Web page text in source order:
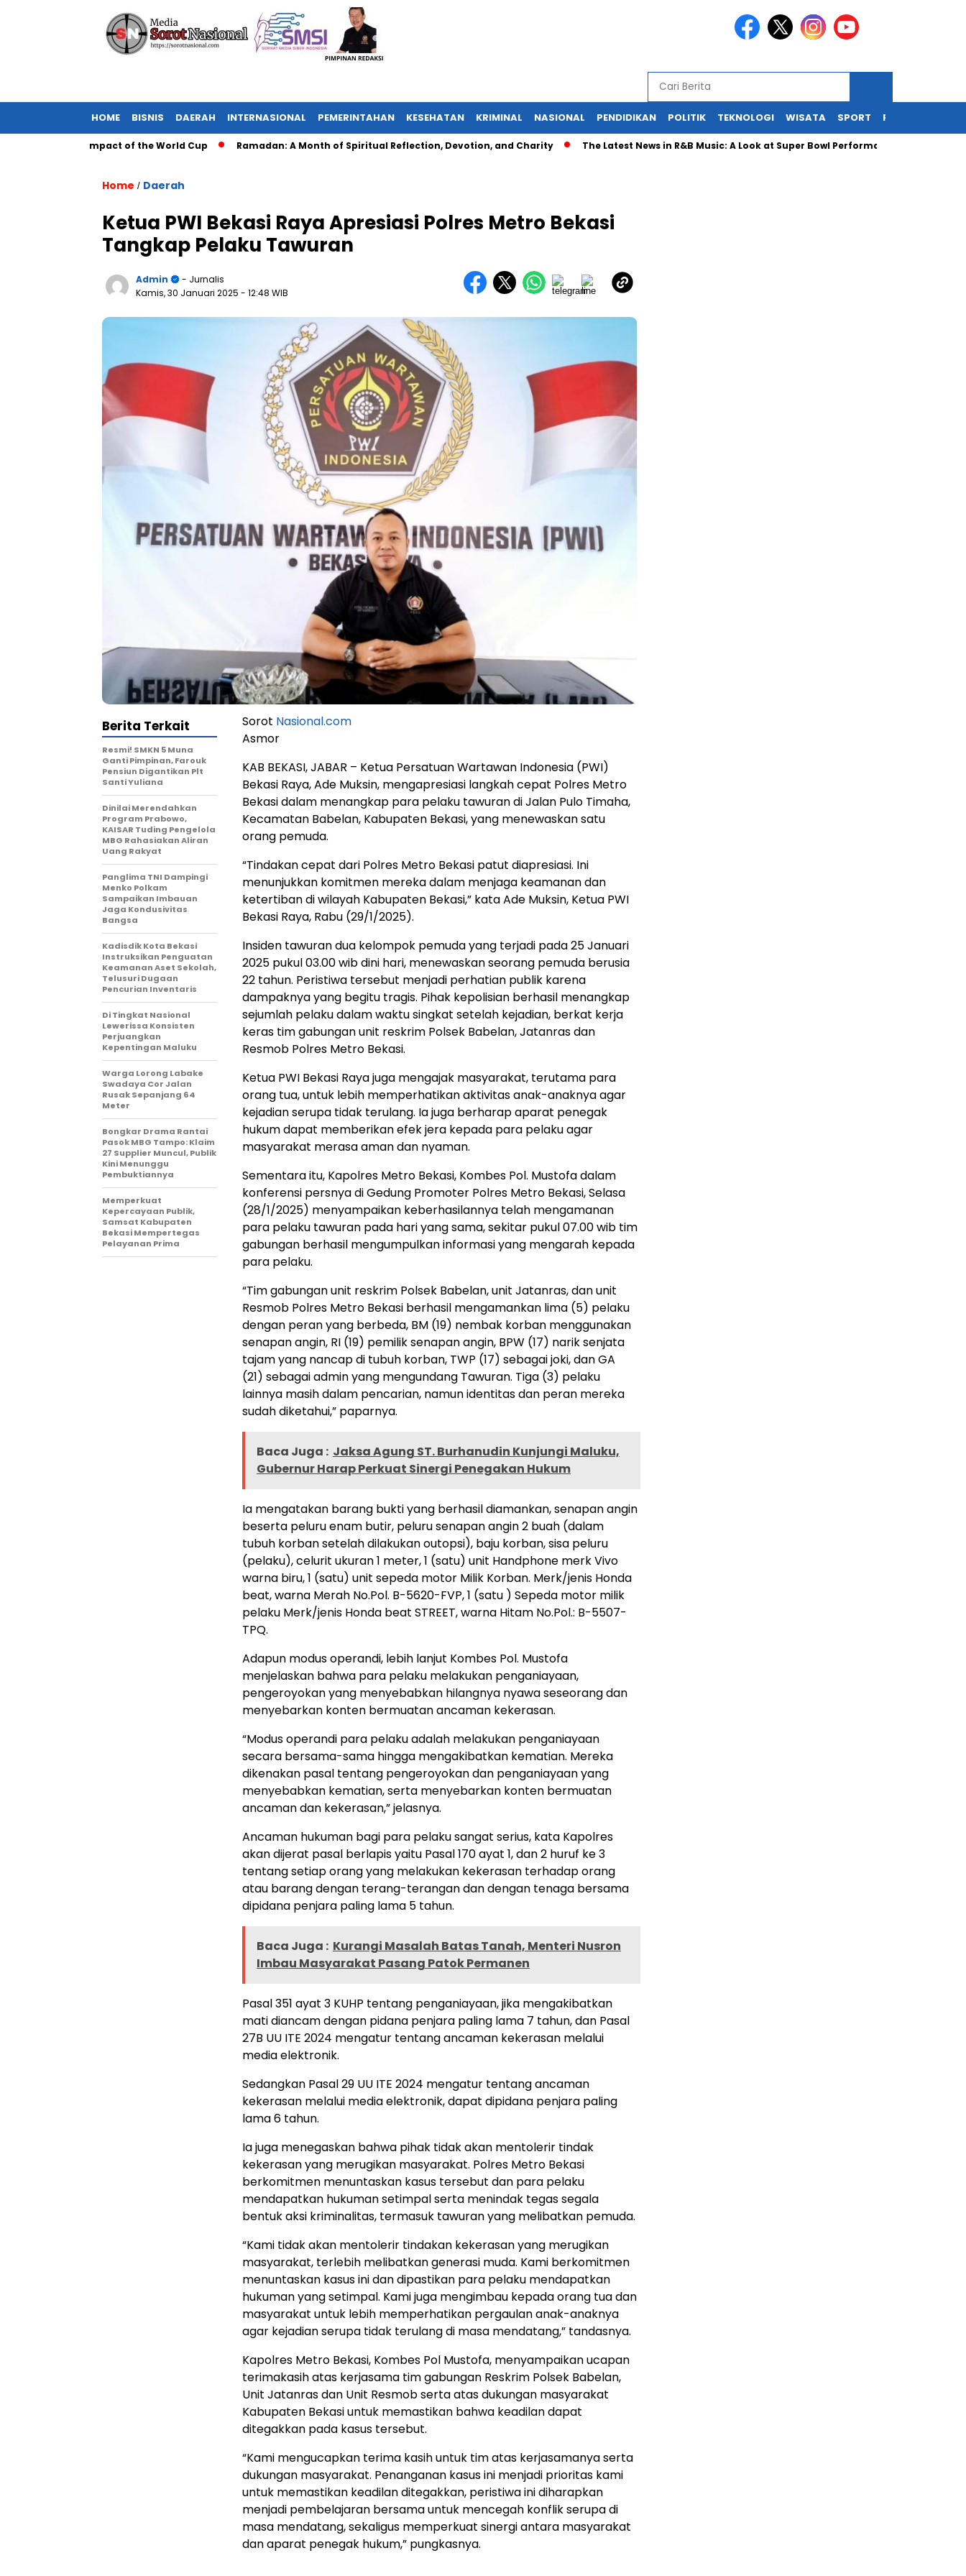
HOME BISNIS DAERAH INTERNASIONAL PEMERINTAHAN KESEHATAN KRIMINAL NASIONAL PENDIDIKAN POLITIK TEKNOLOGI WISATA SPORT REDAKSI
Global Impact of the World Cup Ramadan: A Month of Spiritual Reflection, Devotion, and Charity The Latest News in R&B Music: A Look at Super Bowl Performances, New Albums,
Home / Daerah
Ketua PWI Bekasi Raya Apresiasi Polres Metro Bekasi
Tangkap Pelaku Tawuran
Admin
- Jurnalis
Kamis, 30 Januari 2025 - 12:48 WIB
Sorot Nasional.com
Asmor
KAB BEKASI, JABAR – Ketua Persatuan Wartawan Indonesia (PWI)
Bekasi Raya, Ade Muksin, mengapresiasi langkah cepat Polres Metro
Bekasi dalam menangkap para pelaku tawuran di Jalan Pulo Timaha,
Kecamatan Babelan, Kabupaten Bekasi, yang menewaskan satu
orang pemuda.
“Tindakan cepat dari Polres Metro Bekasi patut diapresiasi. Ini
menunjukkan komitmen mereka dalam menjaga keamanan dan
ketertiban di wilayah Kabupaten Bekasi,” kata Ade Muksin, Ketua PWI
Bekasi Raya, Rabu (29/1/2025).
Insiden tawuran dua kelompok pemuda yang terjadi pada 25 Januari
2025 pukul 03.00 wib dini hari, menewaskan seorang pemuda berusia
22 tahun. Peristiwa tersebut menjadi perhatian publik karena
dampaknya yang begitu tragis. Pihak kepolisian berhasil menangkap
sejumlah pelaku dalam waktu singkat setelah kejadian, berkat kerja
keras tim gabungan unit reskrim Polsek Babelan, Jatanras dan
Resmob Polres Metro Bekasi.
Ketua PWI Bekasi Raya juga mengajak masyarakat, terutama para
orang tua, untuk lebih memperhatikan aktivitas anak-anaknya agar
kejadian serupa tidak terulang. Ia juga berharap aparat penegak
hukum dapat memberikan efek jera kepada para pelaku agar
masyarakat merasa aman dan nyaman.
Sementara itu, Kapolres Metro Bekasi, Kombes Pol. Mustofa dalam
konferensi persnya di Gedung Promoter Polres Metro Bekasi, Selasa
(28/1/2025) menyampaikan keberhasilannya telah mengamanan
para pelaku tawuran pada hari yang sama, sekitar pukul 07.00 wib tim
gabungan berhasil mengumpulkan informasi yang mengarah kepada
para pelaku.
“Tim gabungan unit reskrim Polsek Babelan, unit Jatanras, dan unit
Resmob Polres Metro Bekasi berhasil mengamankan lima (5) pelaku
dengan peran yang berbeda, BM (19) nembak korban menggunakan
senapan angin, RI (19) pemilik senapan angin, BPW (17) narik senjata
tajam yang nancap di tubuh korban, TWP (17) sebagai joki, dan GA
(21) sebagai admin yang mengundang Tawuran. Tiga (3) pelaku
lainnya masih dalam pencarian, namun identitas dan peran mereka
sudah diketahui,” paparnya.
Baca Juga : Jaksa Agung ST. Burhanudin Kunjungi Maluku,
Gubernur Harap Perkuat Sinergi Penegakan Hukum
Ia mengatakan barang bukti yang berhasil diamankan, senapan angin
beserta peluru enam butir, peluru senapan angin 2 buah (dalam
tubuh korban setelah dilakukan outopsi), baju korban, sisa peluru
(pelaku), celurit ukuran 1 meter, 1 (satu) unit Handphone merk Vivo
warna biru, 1 (satu) unit sepeda motor Milik Korban. Merk/jenis Honda
beat, warna Merah No.Pol. B-5620-FVP, 1 (satu ) Sepeda motor milik
pelaku Merk/jenis Honda beat STREET, warna Hitam No.Pol.: B-5507-
TPQ.
Adapun modus operandi, lebih lanjut Kombes Pol. Mustofa
menjelaskan bahwa para pelaku melakukan penganiayaan,
pengeroyokan yang menyebabkan hilangnya nyawa seseorang dan
menyebarkan konten bermuatan ancaman kekerasan.
“Modus operandi para pelaku adalah melakukan penganiayaan
secara bersama-sama hingga mengakibatkan kematian. Mereka
dikenakan pasal tentang pengeroyokan dan penganiayaan yang
menyebabkan kematian, serta menyebarkan konten bermuatan
ancaman dan kekerasan,” jelasnya.
Ancaman hukuman bagi para pelaku sangat serius, kata Kapolres
akan dijerat pasal berlapis yaitu Pasal 170 ayat 1, dan 2 huruf ke 3
tentang setiap orang yang melakukan kekerasan terhadap orang
atau barang dengan terang-terangan dan dengan tenaga bersama
dipidana penjara paling lama 5 tahun.
Baca Juga : Kurangi Masalah Batas Tanah, Menteri Nusron
Imbau Masyarakat Pasang Patok Permanen
Pasal 351 ayat 3 KUHP tentang penganiayaan, jika mengakibatkan
mati diancam dengan pidana penjara paling lama 7 tahun, dan Pasal
27B UU ITE 2024 mengatur tentang ancaman kekerasan melalui
media elektronik.
Sedangkan Pasal 29 UU ITE 2024 mengatur tentang ancaman
kekerasan melalui media elektronik, dapat dipidana penjara paling
lama 6 tahun.
Ia juga menegaskan bahwa pihak tidak akan mentolerir tindak
kekerasan yang merugikan masyarakat. Polres Metro Bekasi
berkomitmen menuntaskan kasus tersebut dan para pelaku
mendapatkan hukuman setimpal serta menindak tegas segala
bentuk aksi kriminalitas, termasuk tawuran yang melibatkan pemuda.
“Kami tidak akan mentolerir tindakan kekerasan yang merugikan
masyarakat, terlebih melibatkan generasi muda. Kami berkomitmen
menuntaskan kasus ini dan dipastikan para pelaku mendapatkan
hukuman yang setimpal. Kami juga mengimbau kepada orang tua dan
masyarakat untuk lebih memperhatikan pergaulan anak-anaknya
agar kejadian serupa tidak terulang di masa mendatang,” tandasnya.
Kapolres Metro Bekasi, Kombes Pol Mustofa, menyampaikan ucapan
terimakasih atas kerjasama tim gabungan Reskrim Polsek Babelan,
Unit Jatanras dan Unit Resmob serta atas dukungan masyarakat
Kabupaten Bekasi untuk memastikan bahwa keadilan dapat
ditegakkan pada kasus tersebut.
“Kami mengucapkan terima kasih untuk tim atas kerjasamanya serta
dukungan masyarakat. Penanganan kasus ini menjadi prioritas kami
untuk memastikan keadilan ditegakkan, peristiwa ini diharapkan
menjadi pembelajaran bersama untuk mencegah konflik serupa di
masa mendatang, sekaligus memperkuat sinergi antara masyarakat
dan aparat penegak hukum,” pungkasnya.
Berita Terkait
Resmi! SMKN 5 Muna
Ganti Pimpinan, Farouk
Pensiun Digantikan Plt
Santi Yuliana
Dinilai Merendahkan
Program Prabowo,
KAISAR Tuding Pengelola
MBG Rahasiakan Aliran
Uang Rakyat
Panglima TNI Dampingi
Menko Polkam
Sampaikan Imbauan
Jaga Kondusivitas
Bangsa
Kadisdik Kota Bekasi
Instruksikan Penguatan
Keamanan Aset Sekolah,
Telusuri Dugaan
Pencurian Inventaris
Di Tingkat Nasional
Lewerissa Konsisten
Perjuangkan
Kepentingan Maluku
Warga Lorong Labake
Swadaya Cor Jalan
Rusak Sepanjang 64
Meter
Bongkar Drama Rantai
Pasok MBG Tampo: Klaim
27 Supplier Muncul, Publik
Kini Menunggu
Pembuktiannya
Memperkuat
Kepercayaan Publik,
Samsat Kabupaten
Bekasi Mempertegas
Pelayanan Prima